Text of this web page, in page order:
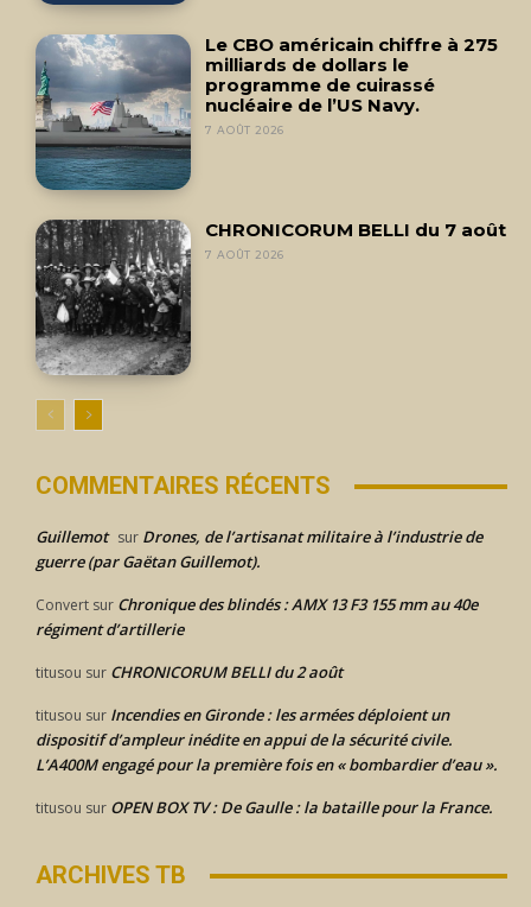
Le CBO américain chiffre à 275
milliards de dollars le
programme de cuirassé
nucléaire de l’US Navy.
7 AOÛT 2026
CHRONICORUM BELLI du 7 août
7 AOÛT 2026
COMMENTAIRES RÉCENTS
Guillemot sur Drones, de l’artisanat militaire à l’industrie de
guerre (par Gaëtan Guillemot).
Convert sur Chronique des blindés : AMX 13 F3 155 mm au 40e
régiment d’artillerie
titusou sur CHRONICORUM BELLI du 2 août
titusou sur Incendies en Gironde : les armées déploient un
dispositif d’ampleur inédite en appui de la sécurité civile.
L’A400M engagé pour la première fois en « bombardier d’eau ».
titusou sur OPEN BOX TV : De Gaulle : la bataille pour la France.
ARCHIVES TB